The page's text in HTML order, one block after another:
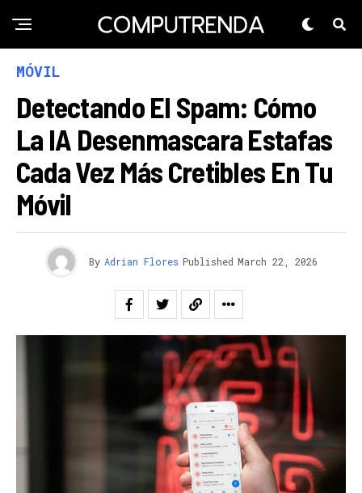
MÓVIL
Detectando El Spam: Cómo
La IA Desenmascara Estafas
Cada Vez Más Cretibles En Tu
Móvil
By Adrian Flores Published March 22, 2026